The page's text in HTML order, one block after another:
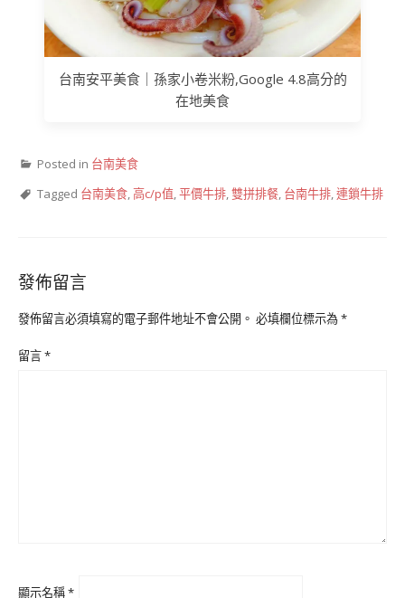
台南安平美食｜孫家小卷米粉,Google 4.8高分的
在地美食
Posted in 台南美食
Tagged 台南美食 高c/p值 平價牛排 雙拼排餐 台南牛排 連鎖牛排
發佈留言
發佈留言必須填寫的電子郵件地址不會公開。 必填欄位標示為*
留言*
顯示名稱*